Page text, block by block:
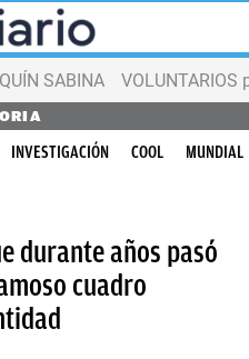
SABINA VOLUNTARIOS
INVESTIGACIÓN COOL MUNDIAL
durante años pasó
cuadro